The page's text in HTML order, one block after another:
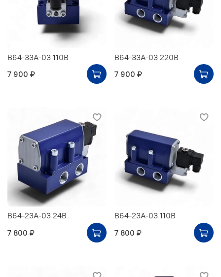
В64-33А-03 110В
7 900 ₽
В64-33А-03 220В
7 900 ₽
В64-23А-03 24В
7 800 ₽
В64-23А-03 110В
7 800 ₽